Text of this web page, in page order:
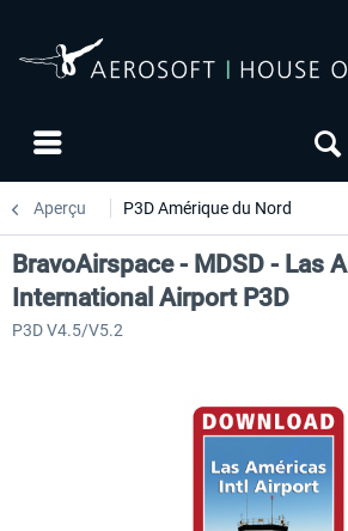
Aperçu P3D Amérique du Nord
BravoAirspace - MDSD - Las
International Airport P3D
P3D V4.5/V5.2